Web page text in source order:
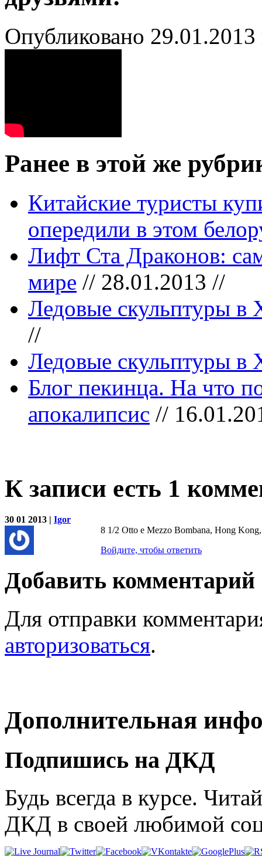
Опубликовано
Ранее в этой же
Китайские туристы
опередили в этом
Лифт Ста Драконов:
мире // 28.01.2013 //
Ледовые скульптуры в
//
Ледовые скульптуры в
Блог пекинца. На что
апокалипсис //
К записи есть 1
30 01 2013 | Igor
8 1/2 Otto e Mezzo Bombana, Hong
Войдите, чтобы ответить
Добавить комментарий
Для отправки
авторизоваться.
Дополнительная
Подпишись на ДКД
Будь всегда в курсе.
ДКД в своей любимой